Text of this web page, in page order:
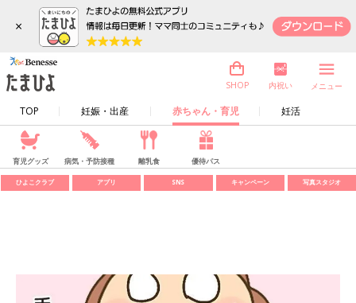
×
TOP 妊娠・出産 赤ちゃん・育児 妊活
SHOP 内祝い メニュー
育児グッズ 病気・予防接種 離乳食 優待パス
ひよこクラブ アプリ SNS キャンペーン 写真スタジオ